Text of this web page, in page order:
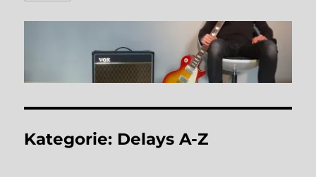
Kategorie: Delays A-Z